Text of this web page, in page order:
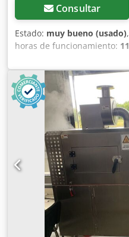
Consultar
Estado: muy bueno (usado)
horas de funcionamiento:
,
03001212-03.14, La
fue fabricada en 2014 en
pero se encuentra en uso
móvil está equipada con
(potencia del haz láser de
reparación y modificación
troqueles, matrices,
piezas de maquinaria en
seleccionada. La soldadura
semiautomático. El
dispone de una cabeza
acceso al interior del
realiza a través de
multifunción. La máquina